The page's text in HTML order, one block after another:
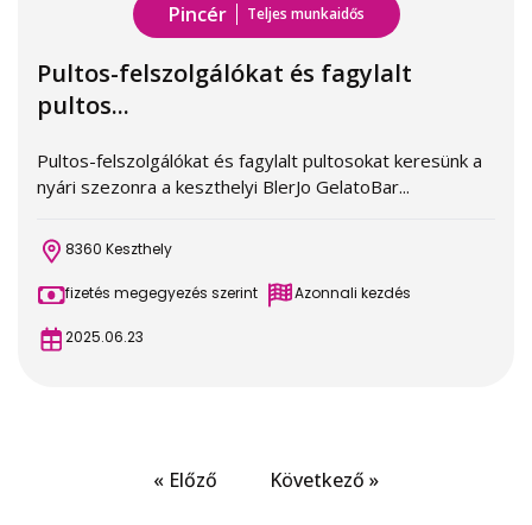
Pincér Teljes munkaidős
Pultos-felszolgálókat és fagylalt
pultos...
Pultos-felszolgálókat és fagylalt pultosokat keresünk a
nyári szezonra a keszthelyi BlerJo GelatoBar...
8360 Keszthely
fizetés megegyezés szerint Azonnali kezdés
2025.06.23
« Előző Következő »